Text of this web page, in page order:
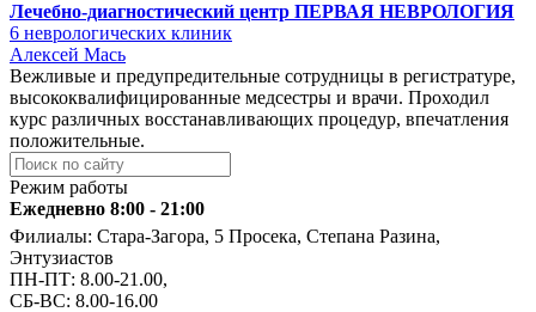
Лечебно-диагностический центр ПЕРВАЯ НЕВРОЛОГИЯ
6 неврологических клиник
Алексей Мась
Вежливые и предупредительные сотрудницы в регистратуре,
высококвалифицированные медсестры и врачи. Проходил
курс различных восстанавливающих процедур, впечатления
положительные.
Режим работы
Ежедневно 8:00 - 21:00
Филиалы: Стара-Загора, 5 Просека, Степана Разина,
Энтузиастов
ПН-ПТ: 8.00-21.00,
СБ-ВС: 8.00-16.00